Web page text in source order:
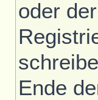
oder
Ende